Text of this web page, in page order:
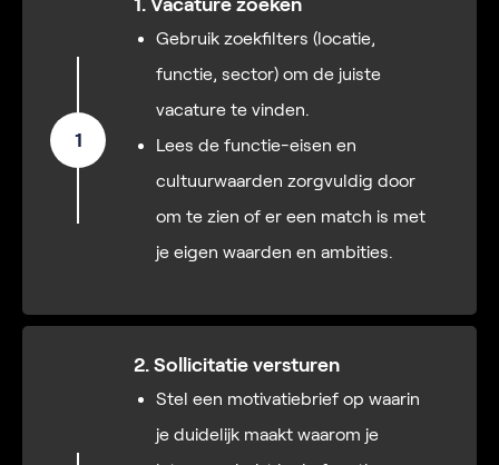
1
1. Vacature zoeken
Gebruik zoekfilters (locatie,
functie, sector) om de juiste
vacature te vinden.
Lees de functie-eisen en
cultuurwaarden zorgvuldig door
om te zien of er een match is met
je eigen waarden en ambities.
2. Sollicitatie versturen
Stel een motivatiebrief op waarin
je duidelijk maakt waarom je